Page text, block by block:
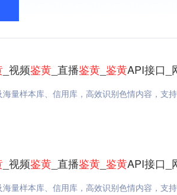
_视频鉴黄 _直播鉴黄 鉴黄API接口_
海量样本库、信用库，高效识别色情内容，支
_视频鉴黄 _直播鉴黄 鉴黄API接口_
海量样本库、信用库，高效识别色情内容，支